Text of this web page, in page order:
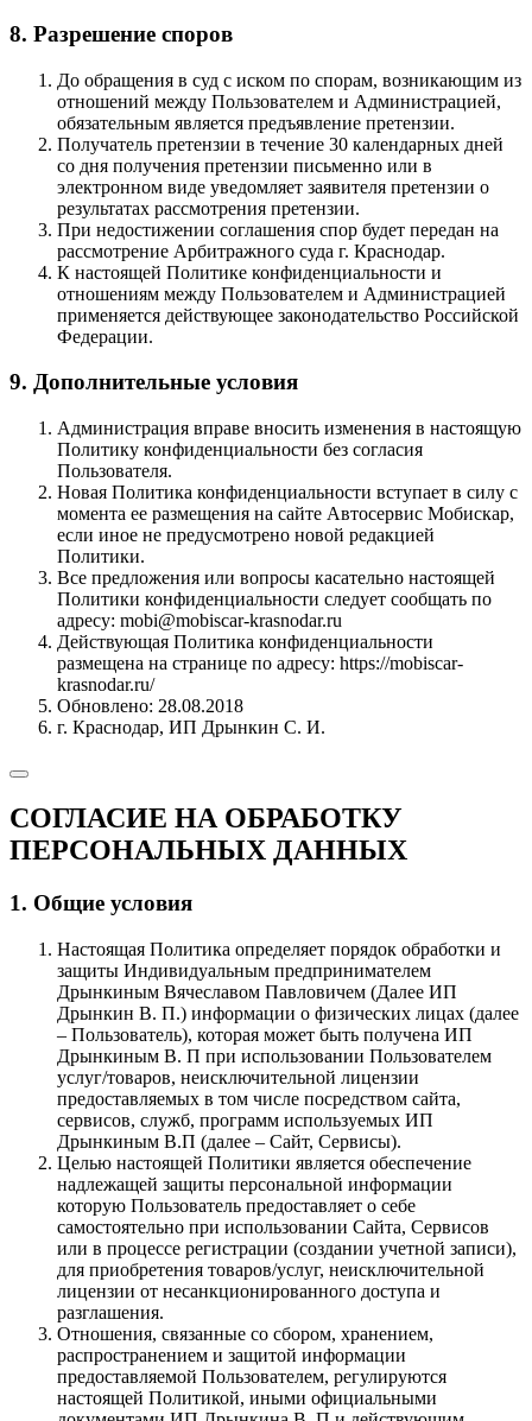
8. Разрешение споров
До обращения в суд с иском по спорам, возникающим из
отношений между Пользователем и Администрацией,
обязательным является предъявление претензии.
Получатель претензии в течение 30 календарных дней
со дня получения претензии письменно или в
электронном виде уведомляет заявителя претензии о
результатах рассмотрения претензии.
При недостижении соглашения спор будет передан на
рассмотрение Арбитражного суда г. Краснодар.
К настоящей Политике конфиденциальности и
отношениям между Пользователем и Администрацией
применяется действующее законодательство Российской
Федерации.
9. Дополнительные условия
Администрация вправе вносить изменения в настоящую
Политику конфиденциальности без согласия
Пользователя.
Новая Политика конфиденциальности вступает в силу с
момента ее размещения на сайте Автосервис Мобискар,
если иное не предусмотрено новой редакцией
Политики.
Все предложения или вопросы касательно настоящей
Политики конфиденциальности следует сообщать по
адресу: mobi@mobiscar-krasnodar.ru
Действующая Политика конфиденциальности
размещена на странице по адресу: https://mobiscar-
krasnodar.ru/
Обновлено: 28.08.2018
г. Краснодар, ИП Дрынкин С. И.
СОГЛАСИЕ НА ОБРАБОТКУ
ПЕРСОНАЛЬНЫХ ДАННЫХ
1. Общие условия
Настоящая Политика определяет порядок обработки и
защиты Индивидуальным предпринимателем
Дрынкиным Вячеславом Павловичем (Далее ИП
Дрынкин В. П.) информации о физических лицах (далее
– Пользователь), которая может быть получена ИП
Дрынкиным В. П при использовании Пользователем
услуг/товаров, неисключительной лицензии
предоставляемых в том числе посредством сайта,
сервисов, служб, программ используемых ИП
Дрынкиным В.П (далее – Сайт, Сервисы).
Целью настоящей Политики является обеспечение
надлежащей защиты персональной информации
которую Пользователь предоставляет о себе
самостоятельно при использовании Сайта, Сервисов
или в процессе регистрации (создании учетной записи),
для приобретения товаров/услуг, неисключительной
лицензии от несанкционированного доступа и
разглашения.
Отношения, связанные со сбором, хранением,
распространением и защитой информации
предоставляемой Пользователем, регулируются
настоящей Политикой, иными официальными